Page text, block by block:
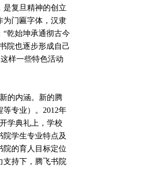
是复旦精神的创立
为门匾字体，汉隶
乾始坤承通彻古今
院也逐步形成自己
样一些特色活动
的内涵。新的腾
专业）。2012年
学典礼上，学校
学生专业特点及
院的育人目标定位
支持下，腾飞书院